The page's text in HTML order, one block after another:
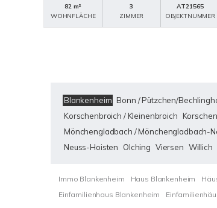
82 m²
WOHNFLÄCHE
3
ZIMMER
AT21565
OBJEKTNUMMER
Blankenheim Bonn / Pützchen/
Korschenbroich / Kleinenbroich
Mönchengladbach / Mönchengladbach-
Neuss-Hoisten
Olching Viersen Willich
Immo Blankenheim Haus Blankenheim
Einfamilienhaus Blankenheim